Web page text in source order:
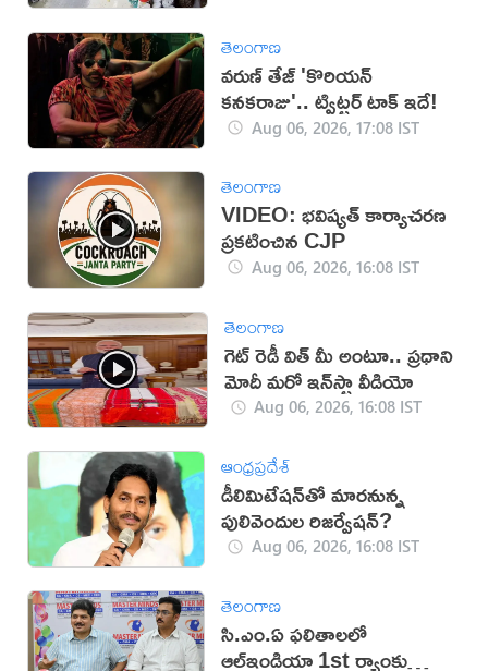
తెలంగాణ
వరుణ్ తేజ్ 'కొరియన్
కనకరాజు'.. ట్విట్టర్ టాక్ ఇదే!
Aug 06, 2026, 17:08 IST
తెలంగాణ
VIDEO: భవిష్యత్ కార్యాచరణ
ప్రకటించిన CJP
Aug 06, 2026, 16:08 IST
తెలంగాణ
గెట్ రెడీ విత్ మీ అంటూ.. ప్రధాని
మోదీ మరో ఇన్‌స్టా వీడియో
Aug 06, 2026, 16:08 IST
ఆంధ్రప్రదేశ్
డీలిమిటేషన్‌తో మారనున్న
పులివెందుల రిజర్వేషన్?
Aug 06, 2026, 16:08 IST
తెలంగాణ
సి.ఎం.ఏ ఫలితాలలో
ఆల్ఇండియా 1st ర్యాంకు